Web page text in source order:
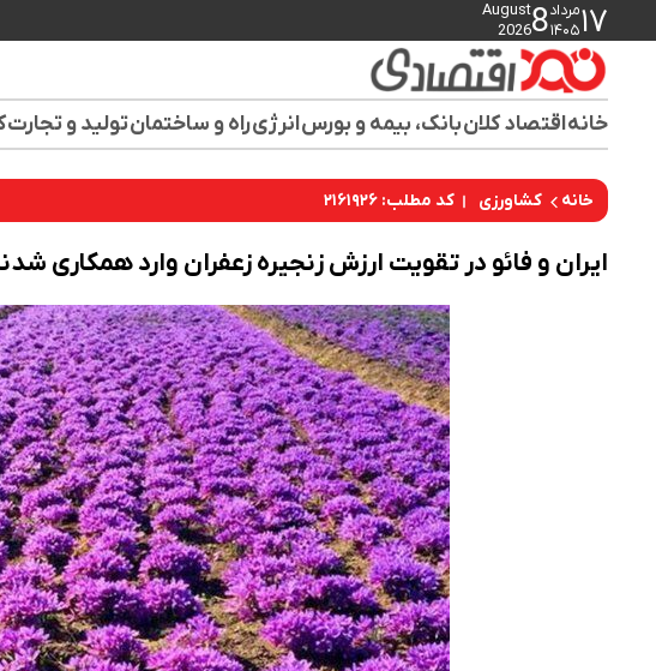
۱۷مرداد
۱۴۰۵8
August
2026
خانهاقتصاد کلانبانک، بیمه و بورسانرژیراه و ساختمانتولید و تجارت
خانه کشاورزی کد مطلب: ۲۱۶۱۹۲۶
ایران و فائو در تقویت ارزش زنجیره زعفران وارد همکاری